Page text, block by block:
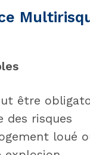
être
des risques
loué